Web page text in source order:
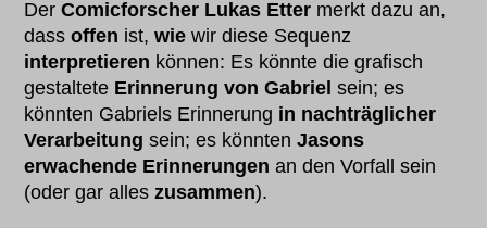
DerComicforscher Lukas Etter merkt dazu an,
dassoffen ist,wie wir diese Sequenz
interpretieren können: Es könnte die grafisch
gestaltete Erinnerung von Gabriel sein; es
könnten Gabriels Erinnerung in nachträglicher
Verarbeitung sein; es könntenJasons
erwachende Erinnerungenan den Vorfall sein
(oder gar alleszusammen).